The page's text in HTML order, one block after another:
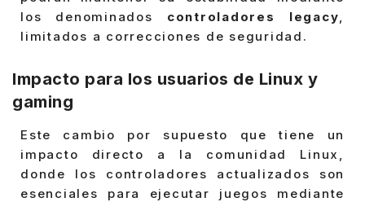
los denominados controladores legacy,
limitados a correcciones de seguridad.
Impacto para los usuarios de Linux y
gaming
Este cambio por supuesto que tiene un
impacto directo a la comunidad Linux,
donde los controladores actualizados son
esenciales para ejecutar juegos mediante